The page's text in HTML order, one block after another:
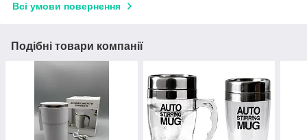
Всі умови повернення
Подібні товари компанії